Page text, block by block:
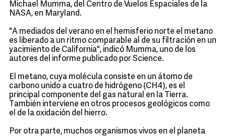
Michael Mumma, del Centro de Vuelos Espaciales de la
NASA, en Maryland.
"A mediados del verano en el hemisferio norte el metano
es liberado a un ritmo comparable al de su filtración en un
yacimiento de California", indicó Mumma, uno de los
autores del informe publicado por Science.
El metano, cuya molécula consiste en un átomo de
carbono unido a cuatro de hidrógeno (CH4), es el
principal componente del gas natural en la Tierra.
También interviene en otros procesos geológicos como
el de la oxidación del hierro.
Por otra parte, muchos organismos vivos en el planeta